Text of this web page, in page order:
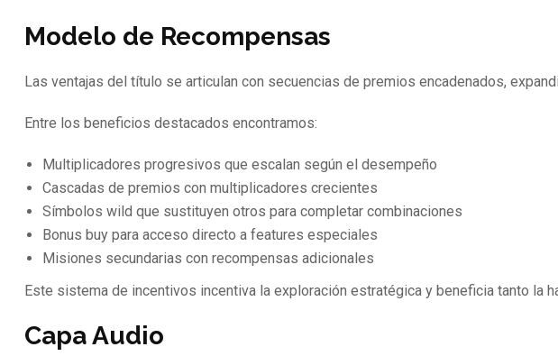
Modelo de Recompensas
Las ventajas del título se articulan con secuencias de premios encadenados,
Entre los beneficios destacados encontramos:
Multiplicadores progresivos que escalan según el desempeño
Cascadas de premios con multiplicadores crecientes
Símbolos wild que sustituyen otros para completar combinaciones
Bonus buy para acceso directo a features especiales
Misiones secundarias con recompensas adicionales
Este sistema de incentivos incentiva la exploración estratégica y beneficia tanto la
Capa Audio